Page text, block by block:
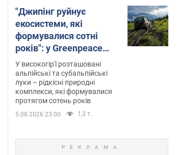
"Джипінг руйнує
екосистеми, які
формувалися сотні
років": у Greenpeace
забили на сполох
У високогір'ї розташовані
альпійські та субальпійські
луки – рідкісні природні
комплекси, які формувалися
протягом сотень років
5.08.2026 23:00 1,3 т.